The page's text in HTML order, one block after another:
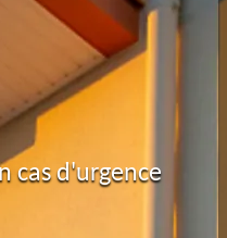
cas d'urgence